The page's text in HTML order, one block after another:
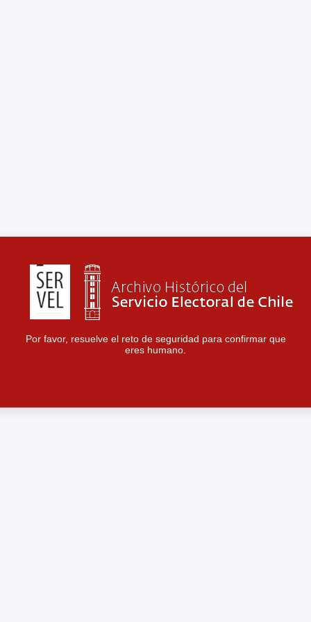
Por favor, resuelve el reto de seguridad para confirmar que
eres humano.